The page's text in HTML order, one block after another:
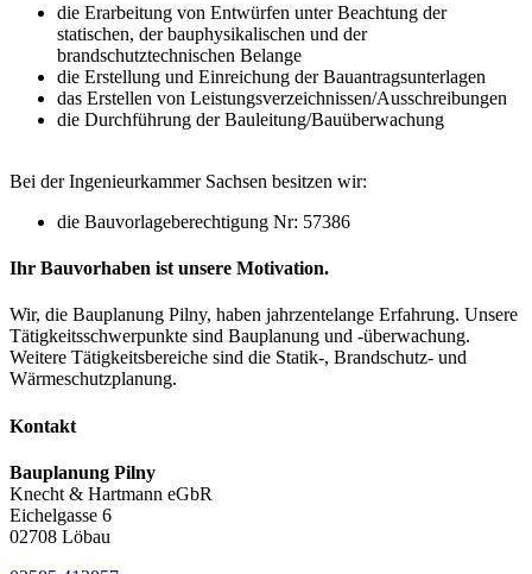
die Erarbeitung von Entwürfen unter Beachtung der
statischen, der bauphysikalischen und der
brandschutztechnischen Belange
die Erstellung und Einreichung der Bauantragsunterlagen
das Erstellen von Leistungsverzeichnissen/Ausschreibungen
die Durchführung der Bauleitung/Bauüberwachung
Bei der Ingenieurkammer Sachsen besitzen wir:
die Bauvorlageberechtigung Nr: 57386
Ihr Bauvorhaben ist unsere Motivation.
Wir, die Bauplanung Pilny, haben jahrzentelange Erfahrung. Unsere
Tätigkeitsschwerpunkte sind Bauplanung und -überwachung.
Weitere Tätigkeitsbereiche sind die Statik-, Brandschutz- und
Wärmeschutzplanung.
Kontakt
Bauplanung Pilny
Knecht & Hartmann eGbR
Eichelgasse 6
02708 Löbau